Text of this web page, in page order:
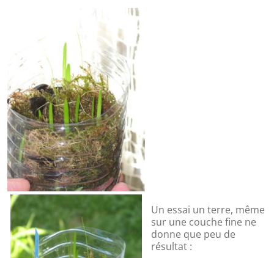
Un essai un terre, même
sur une couche fine ne
donne que peu de
résultat :